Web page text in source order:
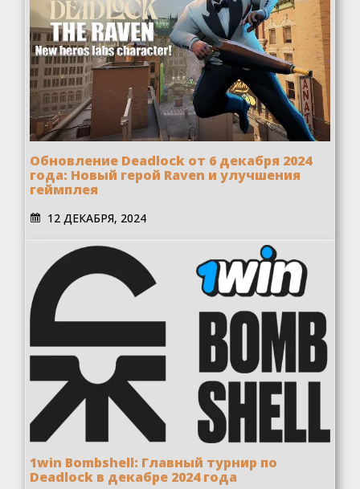
Обновление Deadlock от 6 декабря 2024
года: Новый герой Raven и улучшения
геймплея
12 ДЕКАБРЯ, 2024
1win Bombshell: Главный турнир по
Deadlock в декабре 2024 года